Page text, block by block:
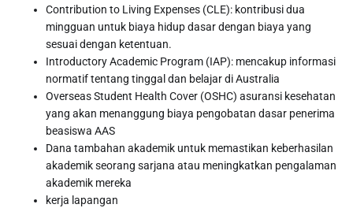
Contribution to Living Expenses (CLE): kontribusi dua
mingguan untuk biaya hidup dasar dengan biaya yang
sesuai dengan ketentuan.
Introductory Academic Program (IAP): mencakup informasi
normatif tentang tinggal dan belajar di Australia
Overseas Student Health Cover (OSHC) asuransi kesehatan
yang akan menanggung biaya pengobatan dasar penerima
beasiswa AAS
Dana tambahan akademik untuk memastikan keberhasilan
akademik seorang sarjana atau meningkatkan pengalaman
akademik mereka
kerja lapangan